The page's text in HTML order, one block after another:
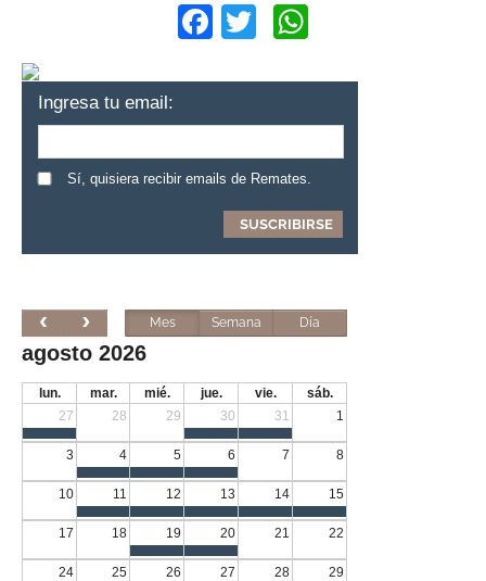
Facebook
Twitter
Ingresa tu email:
Sí, quisiera recibir emails de Remates.
Mes Semana Día
agosto 2026
lun. mar. mié. jue. vie.
sáb.
27
28 29 30 31 1
3 4 5 6 7 8
10 11 12 13 14 15
17 18 19 20 21 22
24 25 26 27 28 29